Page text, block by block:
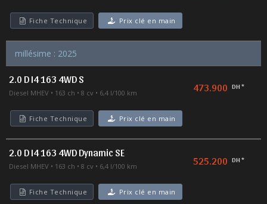
Fiche Technique Prix clé en main
millésime : 2025
2.0 D I4 163 4WD S
Diesel MHEV 163 ch 8 cv 6,4 l/100 km 473.900 DH *
Fiche Technique Prix clé en main
2.0 D I4 163 4WD Dynamic SE
Diesel MHEV 163 ch 8 cv 6,4 l/100 km 525.200 DH *
Fiche Technique Prix clé en main